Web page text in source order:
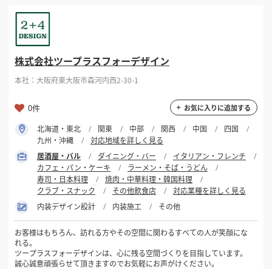
掲載希望のデザイン
店舗開業・改装をご検討中の方へ
居酒屋・バル
フリーワード
株式会社ツープラスフォーデザイン
本社：大阪府東大阪市森河内西2-30-1
0件 お気に入りに追加する
北海道・東北 関東 中部 関西 中国
四国
九州・沖縄
対応地域を詳しく見る
居酒屋・バル
ダイニング・バー
イタリアン・フレンチ
カフェ・パン・ケーキ
ラーメン・そば・うどん
寿司・日本料理
焼肉・中華料理・韓国料理
クラブ・スナック
その他飲食店
対応業種を詳しく見る
内装デザイン設計
内装施工 その他
お客様はもちろん、訪れる方やその空間に関わるすべての人が笑顔にな
れる。
ツープラスフォーデザインは、心に残る空間づくりを目指しています。
誠心誠意頑張らせて頂きますのでお気軽にお声がけください。